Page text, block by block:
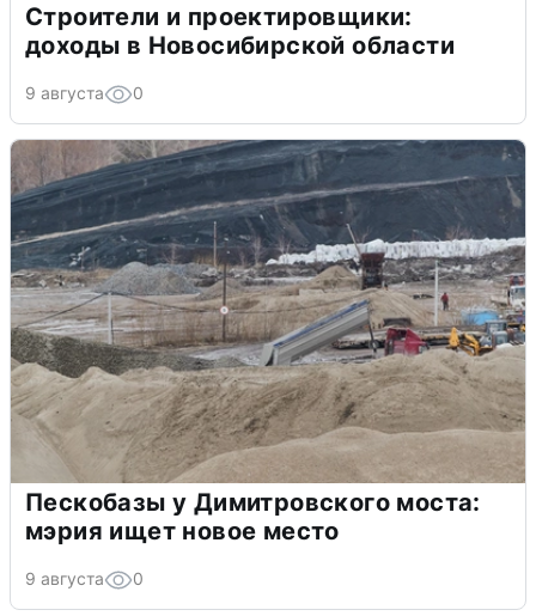
Строители и проектировщики:
доходы в Новосибирской области
9 августа 0
Пескобазы у Димитровского моста:
мэрия ищет новое место
9 августа 0